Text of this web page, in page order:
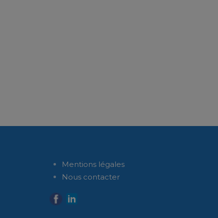
Mentions légales
Nous contacter